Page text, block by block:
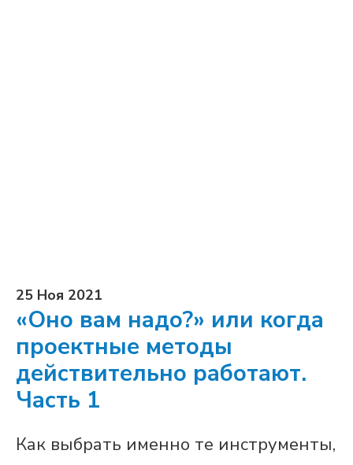
25 Ноя 2021
«Оно вам надо?» или когда
проектные методы
действительно работают.
Часть 1
Как выбрать именно те инструменты,